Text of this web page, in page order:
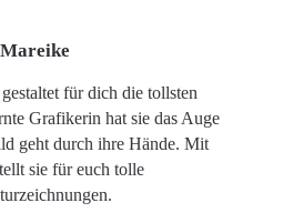
Mareike
für dich die tollsten
Grafikerin hat sie das Auge
geht durch ihre Hände. Mit
sie für euch tolle